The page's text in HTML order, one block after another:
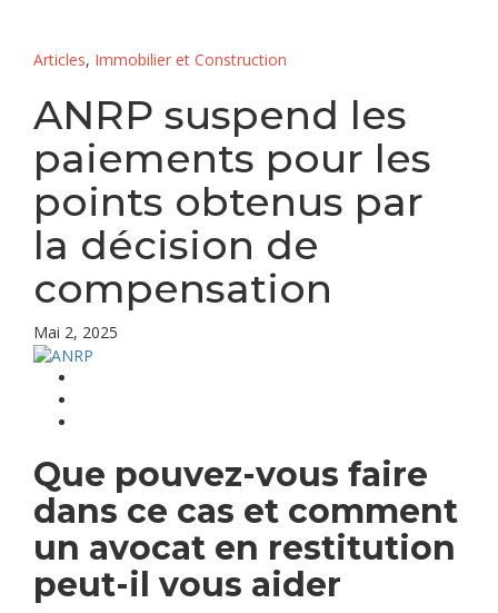
Articles, Immobilier et Construction
ANRP suspend les
paiements pour les
points obtenus par
la décision de
compensation
Mai 2, 2025
Que pouvez-vous faire
dans ce cas et comment
un avocat en restitution
peut-il vous aider